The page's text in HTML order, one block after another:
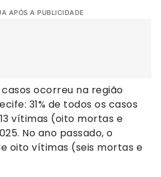
APÓS A PUBLICIDADE
ocorreu na região
31% de todos os casos
vítimas (oito mortas e
No ano passado, o
oito vítimas (seis mortas e